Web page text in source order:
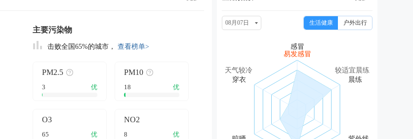
主要污染物
击败全国65%的城市， 查看榜单>
PM2.5
3 优
PM10
18 优
O3
65 优
NO2
8 优
08月07日 生活健康 户外出行
易发感冒
天气较冷 较适宜晨练